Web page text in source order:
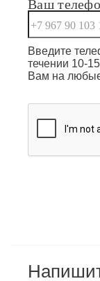
Ваш
Введите
течении 10-
Вам на